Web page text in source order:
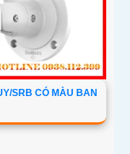
SRB CÓ MÀU BAN